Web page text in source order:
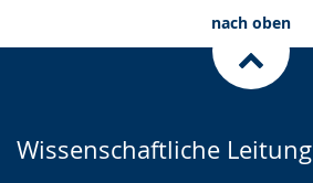
nach oben
Wissenschaftliche Leitung